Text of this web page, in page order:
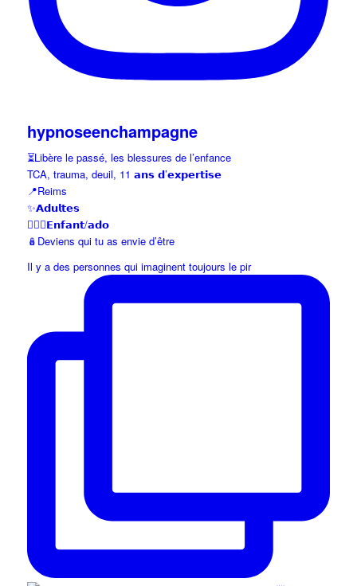
hypnoseenchampagne
⏳Libère le passé, les blessures de l’enfance
TCA, trauma, deuil, 11 𝗮𝗻𝘀 𝗱’𝗲𝘅𝗽𝗲𝗿𝘁𝗶𝘀𝗲
📍Reims
✨𝗔𝗱𝘂𝗹𝘁𝗲𝘀
👱🏼‍♀️𝗘𝗻𝗳𝗮𝗻𝘁/𝗮𝗱𝗼
🪆Deviens qui tu as envie d’être
Il y a des personnes qui imaginent toujours le pir